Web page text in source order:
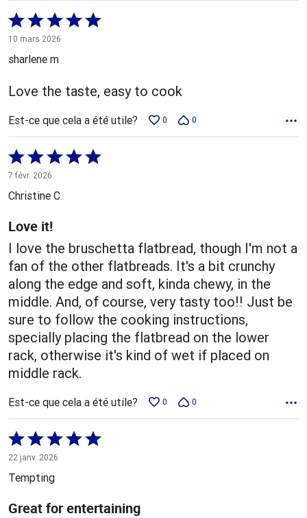
Coté
5 sur
10 mars 2026
sharlene m
Love the taste, easy to cook
Est-ce que cela a été utile? 0 0
Coté
5 sur
5
7 févr. 2026
Christine C
Love it!
I love the bruschetta flatbread, though I'm not a
fan of the other flatbreads. It's a bit crunchy
along the edge and soft, kinda chewy, in the
middle. And, of course, very tasty too!! Just be
sure to follow the cooking instructions,
specially placing the flatbread on the lower
rack, otherwise it's kind of wet if placed on
middle rack.
Est-ce que cela a été utile? 0 0
Coté
5 sur
5
22 janv. 2026
Tempting
Great for entertaining